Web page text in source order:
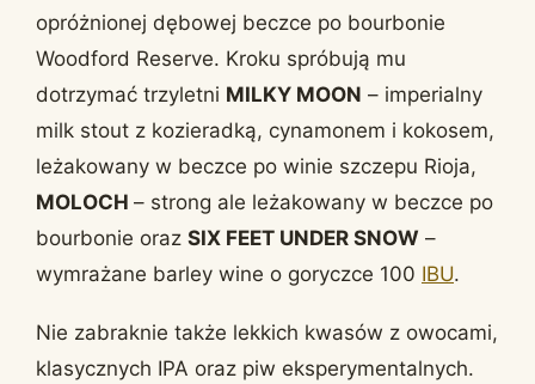
opróżnionej dębowej beczce po bourbonie
Woodford Reserve. Kroku spróbują mu
dotrzymać trzyletni MILKY MOON – imperialny
milk stout z kozieradką, cynamonem i kokosem,
leżakowany w beczce po winie szczepu Rioja,
MOLOCH – strong ale leżakowany w beczce po
bourbonie oraz SIX FEET UNDER SNOW –
wymrażane barley wine o goryczce 100 IBU.
Nie zabraknie także lekkich kwasów z owocami,
klasycznych IPA oraz piw eksperymentalnych.